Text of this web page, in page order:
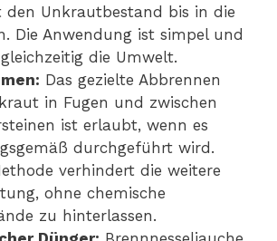
den Unkrautbestand bis in die
Die Anwendung ist simpel und
die Umwelt.
Das gezielte Abbrennen
in Fugen und zwischen
ist erlaubt, wenn es
durchgeführt wird.
verhindert die weitere
ohne chemische
zu hinterlassen.